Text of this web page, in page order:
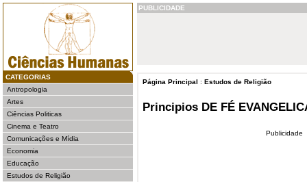
CATEGORIAS
Antropologia
Artes
Ciências Politicas
Cinema e Teatro
Comunicações e Mídia
Economia
Educação
Estudos de Religião
PUBLICIDADE
Página Principal : Estudos de Religião
Principios DE FÉ
Publicidade